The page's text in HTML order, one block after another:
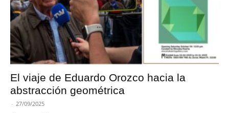
El viaje de Eduardo Orozco hacia la
abstracción geométrica
- 27/09/2025